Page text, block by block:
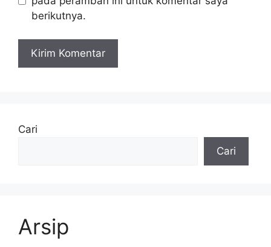
berikutnya.
Cari
Cari
Arsip